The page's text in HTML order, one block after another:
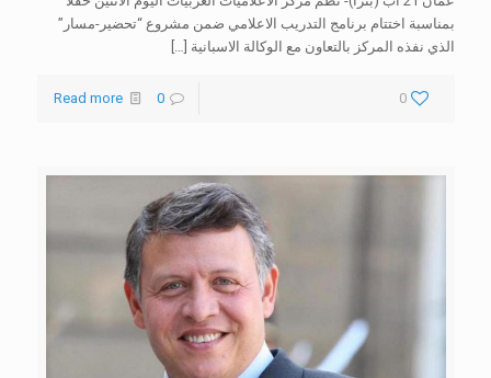
بمناسبة اختتام برنامج التدريب الاعلامي ضمن مشروع “تحضير-مسار”
الذي نفذه المركز بالتعاون مع الوكالة الاسبانية
0
0
Read more